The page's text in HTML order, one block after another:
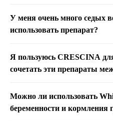
У меня очень много седых
использовать препарат?
Я пользуюсь CRESCINA
сочетать эти препараты
Можно ли использовать
беременности и кормления